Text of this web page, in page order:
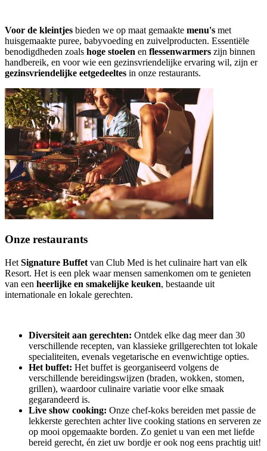
Voor de kleintjes bieden we op maat gemaakte menu's met
huisgemaakte puree, babyvoeding en zuivelproducten. Essentiële
benodigdheden zoals hoge stoelen en flessenwarmers zijn binnen
handbereik, en voor wie een gezinsvriendelijke ervaring wil, zijn er
gezinsvriendelijke eetgedeeltes in onze restaurants.
Onze restaurants
Het Signature Buffet van Club Med is het culinaire hart van elk
Resort. Het is een plek waar mensen samenkomen om te genieten
van een heerlijke en smakelijke keuken, bestaande uit
internationale en lokale gerechten.
Diversiteit aan gerechten: Ontdek elke dag meer dan 30
verschillende recepten, van klassieke grillgerechten tot lokale
specialiteiten, evenals vegetarische en evenwichtige opties.
Het buffet: Het buffet is georganiseerd volgens de
verschillende bereidingswijzen (braden, wokken, stomen,
grillen), waardoor culinaire variatie voor elke smaak
gegarandeerd is.
Live show cooking: Onze chef-koks bereiden met passie de
lekkerste gerechten achter live cooking stations en serveren ze
op mooi opgemaakte borden. Zo geniet u van een met liefde
bereid gerecht, én ziet uw bordje er ook nog eens prachtig uit!